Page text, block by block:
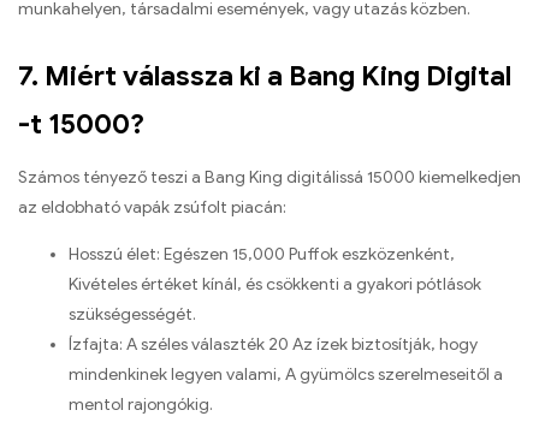
munkahelyen, társadalmi események, vagy utazás közben.
7. Miért válassza ki a Bang King Digital
-t 15000?
Számos tényező teszi a Bang King digitálissá 15000 kiemelkedjen
az eldobható vapák zsúfolt piacán:
Hosszú élet: Egészen 15,000 Puffok eszközenként,
Kivételes értéket kínál, és csökkenti a gyakori pótlások
szükségességét.
Ízfajta: A széles választék 20 Az ízek biztosítják, hogy
mindenkinek legyen valami, A gyümölcs szerelmeseitől a
mentol rajongókig.